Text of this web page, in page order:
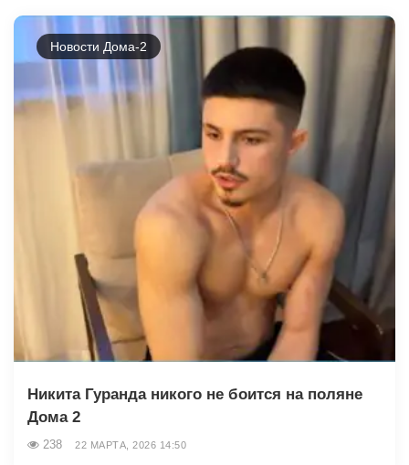
Новости Дома-2
Никита Гуранда никого не боится на поляне
Дома 2
238 22 МАРТА, 2026 14:50